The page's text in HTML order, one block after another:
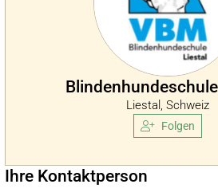
Liestal, Schweiz
Folgen
Ihre Kontaktperson